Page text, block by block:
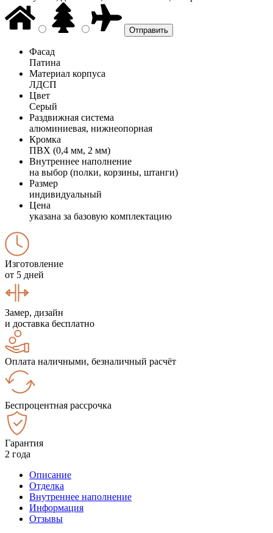
Фасад
Патина
Материал корпуса
ЛДСП
Цвет
Серый
Раздвижная система
алюминиевая, нижнеопорная
Кромка
ПВХ (0,4 мм, 2 мм)
Внутреннее наполнение
на выбор (полки, корзины, штанги)
Размер
индивидуальный
Цена
указана за базовую комплектацию
Изготовление
от 5 дней
Замер, дизайн
и доставка бесплатно
Оплата наличными, безналичный расчёт
Беспроцентная рассрочка
Гарантия
2 года
Описание
Отделка
Внутреннее наполнение
Информация
Отзывы